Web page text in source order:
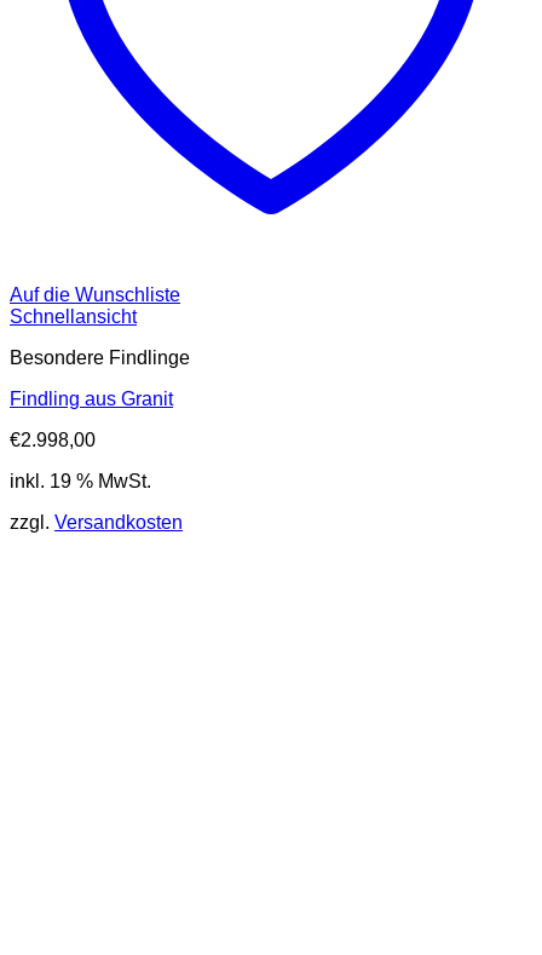
Auf die Wunschliste
Schnellansicht
Besondere Findlinge
Findling aus Granit
€2.998,00
inkl. 19 % MwSt.
zzgl. Versandkosten